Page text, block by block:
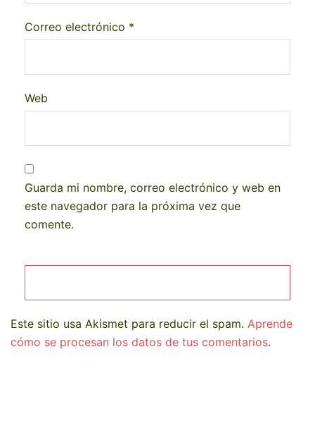
Correo electrónico *
Web
Guarda mi nombre, correo electrónico y web en
este navegador para la próxima vez que
comente.
Este sitio usa Akismet para reducir el spam. Aprende
cómo se procesan los datos de tus comentarios.